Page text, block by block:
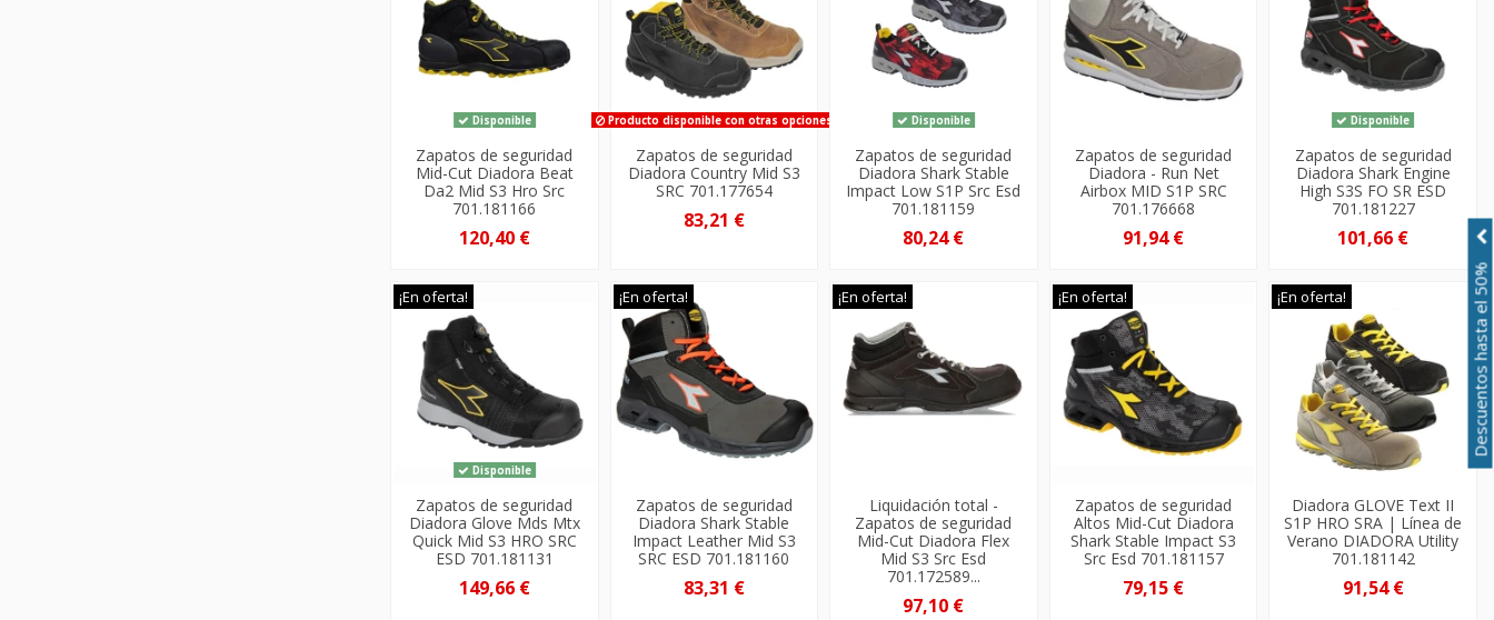
Disponible
Zapatos de seguridad
Mid-Cut Diadora Beat
Da2 Mid S3 Hro Src
701.181166
120,40 €
Producto disponible con otras opciones
Zapatos de seguridad
Diadora Country Mid S3
SRC 701.177654
83,21 €
Disponible
Zapatos de seguridad
Diadora Shark Stable
Impact Low S1P Src Esd
701.181159
80,24 €
Zapatos de seguridad
Diadora - Run Net
Airbox MID S1P SRC
701.176668
91,94 €
Disponible
Zapatos de seguridad
Diadora Shark Engine
High S3S FO SR ESD
701.181227
101,66 €
¡En oferta!
Disponible
Zapatos de seguridad
Diadora Glove Mds Mtx
Quick Mid S3 HRO SRC
ESD 701.181131
149,66 €
¡En oferta!
Zapatos de seguridad
Diadora Shark Stable
Impact Leather Mid S3
SRC ESD 701.181160
83,31 €
¡En oferta!
Liquidación total -
Zapatos de seguridad
Mid-Cut Diadora Flex
Mid S3 Src Esd
701.172589...
97,10 €
¡En oferta!
Zapatos de seguridad
Altos Mid-Cut Diadora
Shark Stable Impact S3
Src Esd 701.181157
79,15 €
¡En oferta!
Diadora GLOVE Text II
S1P HRO SRA | Línea de
Verano DIADORA Utility
701.181142
91,54 €
Descuentos hasta el 50%